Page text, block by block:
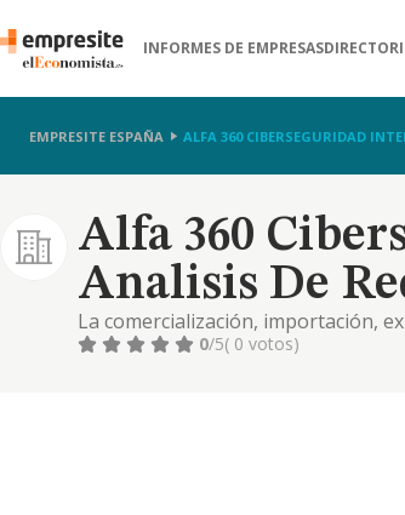
INFORMES DE EMPRESAS
EMPRESITE ESPAÑA ALFA 360 CIBERSEGURIDAD
Alfa 360
Analisis De
La comercialización, importación,
informáticos y de redes, de
0/5( 0 votos)